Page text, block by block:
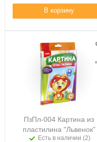
В корзину
ПзПл-004 Картина из
пластилина "Львенок"
Есть в наличии (2)